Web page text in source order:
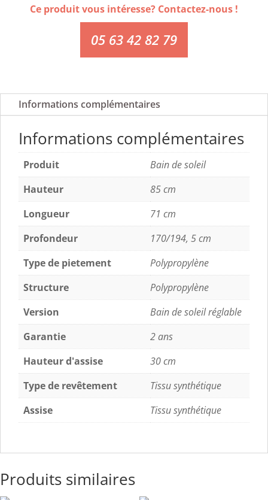
Ce produit vous intéresse? Contactez-nous !
05 63 42 82 79
Informations complémentaires
Informations complémentaires
Produit
Bain de soleil
Hauteur
85 cm
Longueur
71 cm
Profondeur
170/194, 5 cm
Type de pietement
Polypropylène
Structure
Polypropylène
Version
Bain de soleil réglable
Garantie
2 ans
Hauteur d'assise
30 cm
Type de revêtement
Tissu synthétique
Assise
Tissu synthétique
Produits similaires